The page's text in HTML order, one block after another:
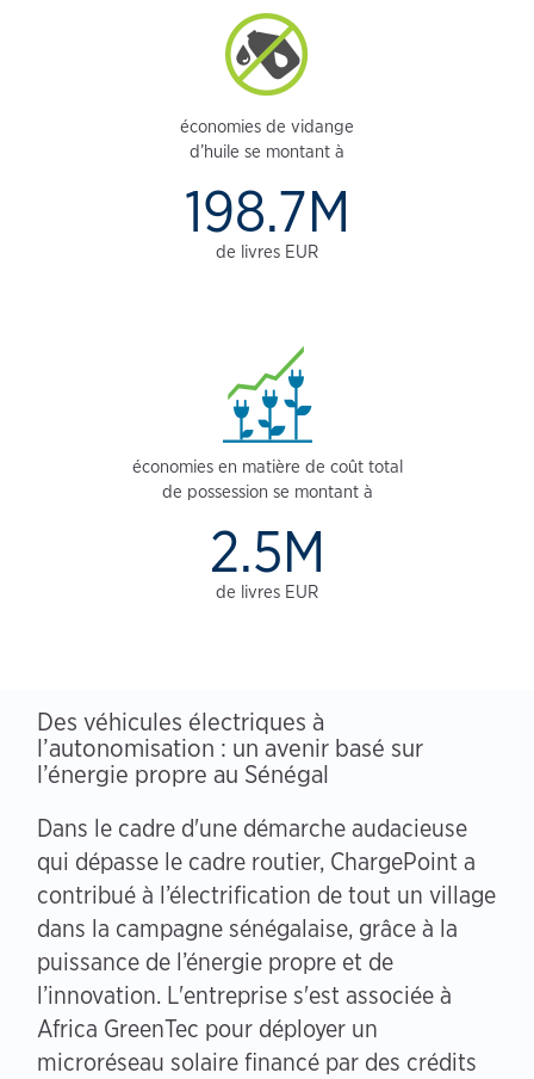
économies de vidange
d’huile se montant à
198.7M
de livres EUR
économies en matière de coût total
de possession se montant à
2.5M
de livres EUR
Des véhicules électriques à
l’autonomisation : un avenir basé sur
l’énergie propre au Sénégal
Dans le cadre d'une démarche audacieuse
qui dépasse le cadre routier, ChargePoint a
contribué à l’électrification de tout un village
dans la campagne sénégalaise, grâce à la
puissance de l’énergie propre et de
l’innovation. L'entreprise s'est associée à
Africa GreenTec pour déployer un
microréseau solaire financé par des crédits